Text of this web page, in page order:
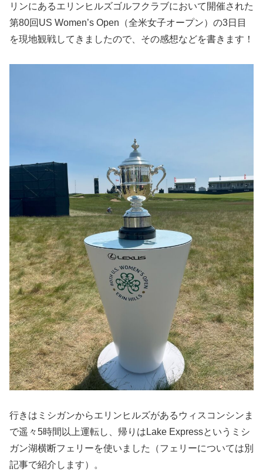
リンにあるエリンヒルズゴルフクラブにおいて開催された
第80回US Women’s Open（全米女子オープン）の3日目
を現地観戦してきましたので、その感想などを書きます！
行きはミシガンからエリンヒルズがあるウィスコンシンま
で遥々5時間以上運転し、帰りはLake Expressというミシ
ガン湖横断フェリーを使いました（フェリーについては別
記事で紹介します）。